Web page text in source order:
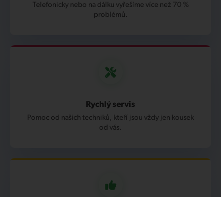
Telefonicky nebo na dálku vyřešíme více než 70 %
problémů.
Rychlý servis
Pomoc od našich techniků, kteří jsou vždy jen kousek
od vás.